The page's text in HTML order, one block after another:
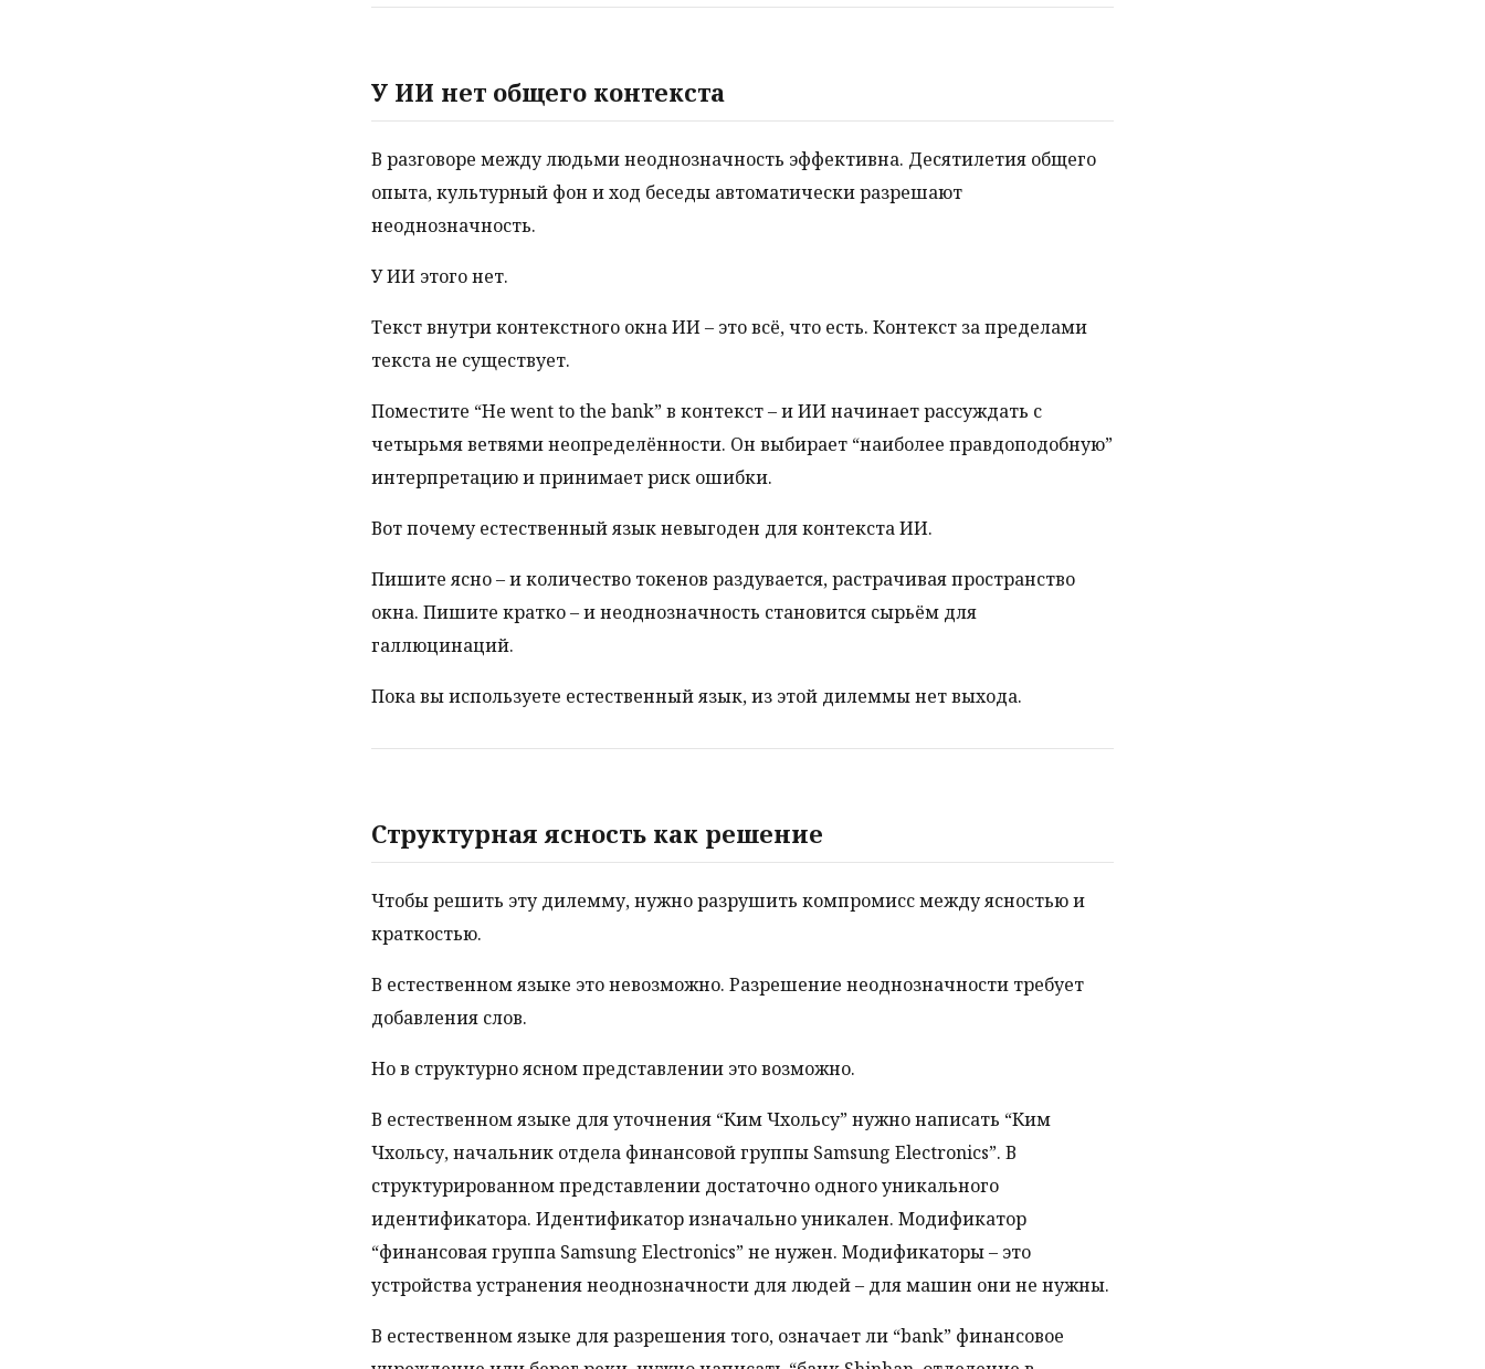
У ИИ нет общего контекста
В разговоре между людьми неоднозначность эффективна. Десятилетия общего
опыта, культурный фон и ход беседы автоматически разрешают
неоднозначность.
У ИИ этого нет.
Текст внутри контекстного окна ИИ – это всё, что есть. Контекст за пределами
текста не существует.
Поместите “He went to the bank” в контекст – и ИИ начинает рассуждать с
четырьмя ветвями неопределённости. Он выбирает “наиболее правдоподобную”
интерпретацию и принимает риск ошибки.
Вот почему естественный язык невыгоден для контекста ИИ.
Пишите ясно – и количество токенов раздувается, растрачивая пространство
окна. Пишите кратко – и неоднозначность становится сырьём для
галлюцинаций.
Пока вы используете естественный язык, из этой дилеммы нет выхода.
Структурная ясность как решение
Чтобы решить эту дилемму, нужно разрушить компромисс между ясностью и
краткостью.
В естественном языке это невозможно. Разрешение неоднозначности требует
добавления слов.
Но в структурно ясном представлении это возможно.
В естественном языке для уточнения “Ким Чхольсу” нужно написать “Ким
Чхольсу, начальник отдела финансовой группы Samsung Electronics”. В
структурированном представлении достаточно одного уникального
идентификатора. Идентификатор изначально уникален. Модификатор
“финансовая группа Samsung Electronics” не нужен. Модификаторы – это
устройства устранения неоднозначности для людей – для машин они не нужны.
В естественном языке для разрешения того, означает ли “bank” финансовое